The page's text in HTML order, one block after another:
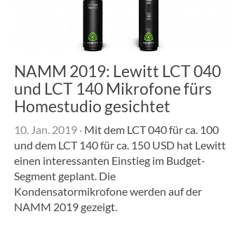
NAMM 2019: Lewitt LCT 040
und LCT 140 Mikrofone fürs
Homestudio gesichtet
10. Jan. 2019 · Mit dem LCT 040 für ca. 100
und dem LCT 140 für ca. 150 USD hat Lewitt
einen interessanten Einstieg im Budget-
Segment geplant. Die
Kondensatormikrofone werden auf der
NAMM 2019 gezeigt.